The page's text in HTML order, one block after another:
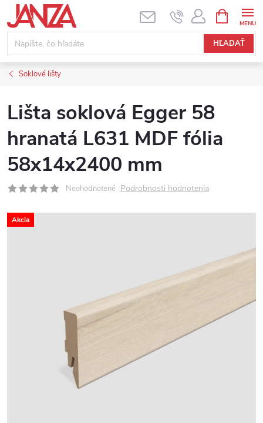
Prejsť na obsah
HĽADAŤ
Soklové lišty
Lišta soklová Egger 58
hranatá L631 MDF fólia
58x14x2400 mm
Neohodnotené Podrobnosti hodnotenia
Akcia